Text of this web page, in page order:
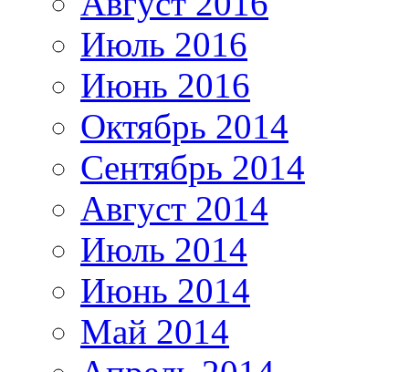
Июль 2016
Июнь 2016
Октябрь 2014
Сентябрь 2014
Август 2014
Июль 2014
Июнь 2014
Май 2014